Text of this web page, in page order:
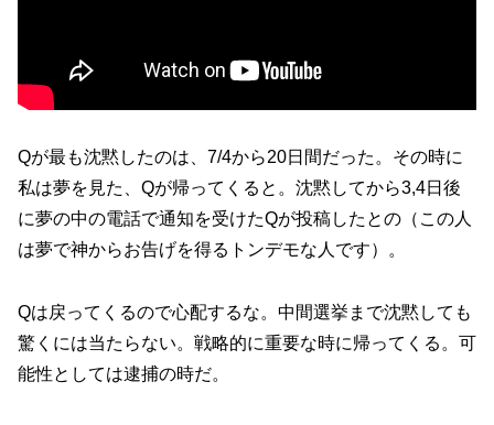
Qが最も沈黙したのは、7/4から20日間だった。その時に
私は夢を見た、Qが帰ってくると。沈黙してから3,4日後
に夢の中の電話で通知を受けたQが投稿したとの（この人
は夢で神からお告げを得るトンデモな人です）。
Qは戻ってくるので心配するな。中間選挙まで沈黙しても
驚くには当たらない。戦略的に重要な時に帰ってくる。可
能性としては逮捕の時だ。